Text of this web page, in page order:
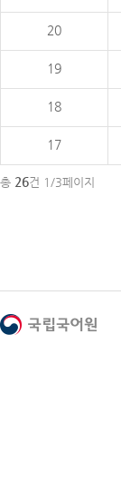
20
19
18
17
총 26건 1/3페이지